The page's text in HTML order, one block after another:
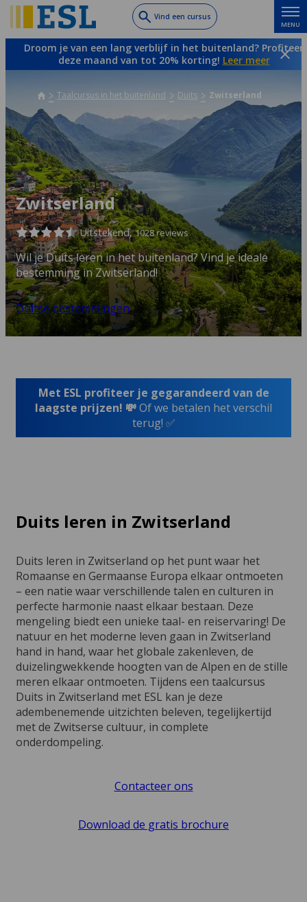
to
main
Vind een cursus
MENU
Droom je van een lang verblijf in het buitenland? Profiteer
deze maand van tot 20% korting! Leer meer
Taalcursus in het buitenland Duits Zwitserland
Zwitserland
Uitstekend,1028 reviews
Wil je Duits leren in het buitenland? Vind je ideale
bestemming in Zwitserland!
Duitse bestemmingen
Met ESL profiteer je gegarandeerd van de
laagste prijzen! 💸Of we betalen het verschil
terug! ✅
Duits leren in Zwitserland
Duits leren in Zwitserland op het punt waar het
Romaanse en Germaanse Europa elkaar ontmoeten
– een natie waar verschillende talen en culturen in
perfecte harmonie naast elkaar bestaan. Deze
mengeling biedt een unieke taal- en reiservaring! De
natuur en het moderne leven gaan in Zwitserland
hand in hand, waar het globale zakenleven, de
duizelingwekkende hoogten van de Alpen en de stille
meren elkaar ontmoeten. Tijdens een taalcursus
Duits in Zwitserland met ESL kan je deze
adembenemende uitzichten beleven, tegelijkertijd
met de Zwitserse cultuur, in complete
onderdompeling.
Contacteer ons
Download de gratis brochure